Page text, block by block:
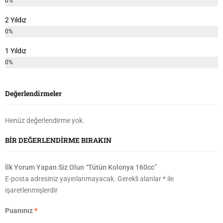
2 Yıldız
0%
1 Yıldız
0%
Değerlendirmeler
Henüz değerlendirme yok.
BIR DEĞERLENDIRME BIRAKIN
İlk Yorum Yapan Siz Olun “Tütün Kolonya 160cc”
E-posta adresiniz yayınlanmayacak. Gerekli alanlar* ile
işaretlenmişlerdir
Puanınız*